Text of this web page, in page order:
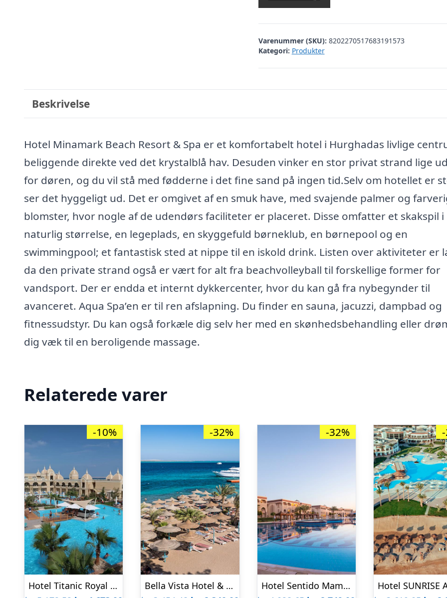
var:
kr. 3.433,25.kr.
Varenummer (SKU): 8202270517683191573
Kategori: Produkter
Beskrivelse
Hotel Minamark Beach Resort & Spa er et komfortabelt hotel i Hurghadas livlige
beliggende direkte ved det krystalblå hav. Desuden vinker en stor privat strand lige
for døren, og du vil stå med fødderne i det fine sand på ingen tid.Selv om hotellet er
ser det hyggeligt ud. Det er omgivet af en smuk have, med svajende palmer og
blomster, hvor nogle af de udendørs faciliteter er placeret. Disse omfatter et skakspil i
naturlig størrelse, en legeplads, en skyggefuld børneklub, en børnepool og en
swimmingpool; et fantastisk sted at nippe til en iskold drink. Listen over aktiviteter er
da den private strand også er vært for alt fra beachvolleyball til forskellige former for
vandsport. Der er endda et internt dykkercenter, hvor du kan gå fra nybegynder til
avanceret. Aqua Spa’en er til ren afslapning. Du finder en sauna, jacuzzi, dampbad og
fitnessudstyr. Du kan også forkæle dig selv her med en skønhedsbehandling eller
dig væk til en beroligende massage.
Relaterede varer
-10%
Hotel Titanic Royal Resort
-32%
Bella Vista Hotel & Resort – All inclusive
-32%
Hotel Sentido Mamlouk Palace Resort